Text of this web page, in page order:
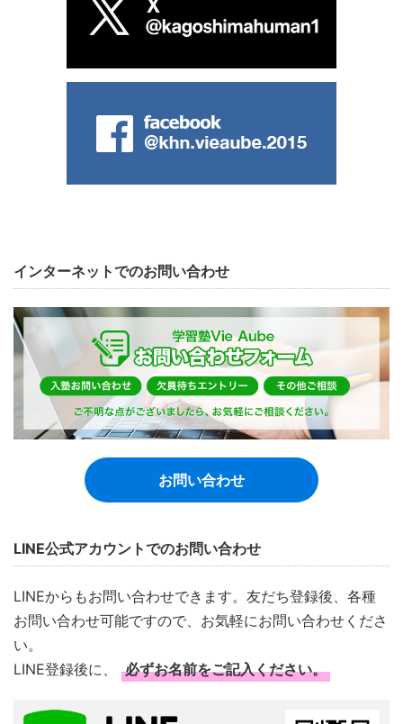
インターネットでのお問い合わせ
お問い合わせ
LINE公式アカウントでのお問い合わせ
LINEからもお問い合わせできます。友だち登録後、各種
お問い合わせ可能ですので、お気軽にお問い合わせくださ
い。
LINE登録後に、
必ずお名前をご記入ください。